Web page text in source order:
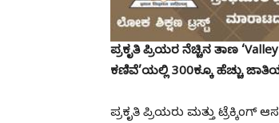
ಪ್ರಕೃತಿ ಪ್ರಿಯರ ನೆಚ್ಚಿನ ತಾಣ
ಕಣಿವೆ’ಯಲ್ಲಿ 300ಕ್ಕೂ ಹೆಚ್ಚು
ಪ್ರಕೃತಿ ಪ್ರಿಯರು ಮತ್ತು ಟ್ರೆಕ್ಕಿಂಗ್‌